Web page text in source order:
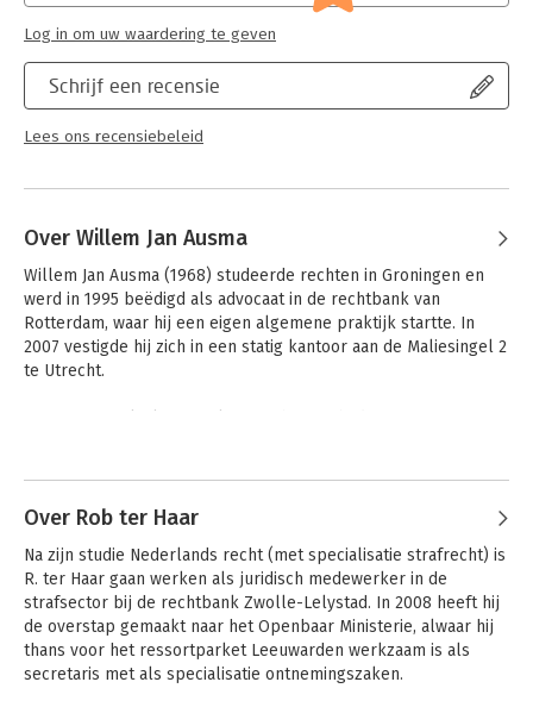
De auteur is wetenschapper, docent én rechter is, wat tot uiting
komt in de toegankelijke presentatie van de stof. Complexe
zaken worden op heldere en kernachtige wijze besproken. De
auteur slaagt erin zowel studenten als procesdeelnemers aan
te spreken. Rechters, officieren van justitie en advocaten
op basis van relevante rechtspraak hun beslissingen en
nodig hebben voor het tentamen Materieel Strafrecht.
Algemeen Materieel Strafrecht is, met andere woorden,
onmisbaar voor beide doelgroepen.
Schrijf een recensie
Lees ons recensiebeleid
Log in om uw waardering te geven
Over Willem Jan Ausma
Willem Jan Ausma (1968) studeerde rechten in Groningen en
werd in 1995 beëdigd als advocaat in de rechtbank van
Rotterdam, waar hij een eigen algemene praktijk startte. In
2007 vestigde hij zich in een statig kantoor aan de Maliesingel 2
te Utrecht.
sindsdien ook een veelgevraagd spreker buiten de rechtbank.
Over Rob ter Haar
Na zijn studie Nederlands recht (met specialisatie strafrecht) is
R. ter Haar gaan werken als juridisch medewerker in de
strafsector bij de rechtbank Zwolle-Lelystad. In 2008 heeft hij
de overstap gemaakt naar het Openbaar Ministerie, alwaar hij
thans voor het ressortparket Leeuwarden werkzaam is als
secretaris met als specialisatie ontnemingszaken.